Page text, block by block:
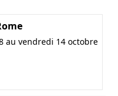
au vendredi 14 octobre